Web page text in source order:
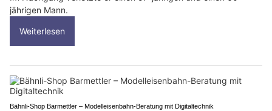
jährigen Mann.
Weiterlesen
Bähnli-Shop Barmettler – Modelleisenbahn-Beratung mit Digitaltechnik